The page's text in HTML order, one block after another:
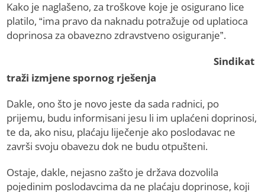
Kako je naglašeno, za troškove koje je osigurano lice
platilo, “ima pravo da naknadu potražuje od uplatioca
doprinosa za obavezno zdravstveno osiguranje”.
Sindikat
traži izmjene spornog rješenja
Dakle, ono što je novo jeste da sada radnici, po
prijemu, budu informisani jesu li im uplaćeni doprinosi,
te da, ako nisu, plaćaju liječenje ako poslodavac ne
završi svoju obavezu dok ne budu otpušteni.
Ostaje, dakle, nejasno zašto je država dozvolila
pojedinim poslodavcima da ne plaćaju doprinose, koji